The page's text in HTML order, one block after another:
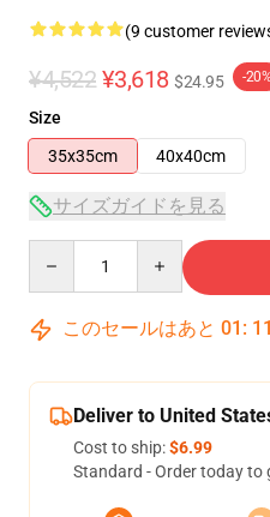
(9 customer
¥4,522 ¥3,618 $24.95 -20%
Size
35x35cm
40x40cm
サイズガイドを見る
このセールはあと 01 : 11
Deliver to United
Cost to ship:$6.99
Standard - Order today to